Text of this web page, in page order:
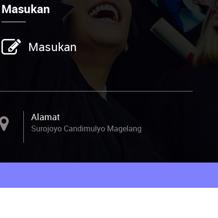
Masukan
Masukan
Alamat
Surojoyo Candimulyo Magelang